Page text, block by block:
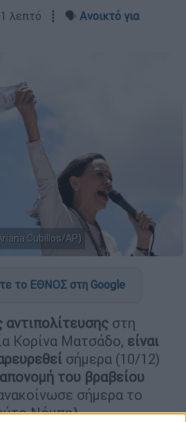
1 λεπτό ┋ 🗣️ Ανοικτό για
Cubillos/AP)
το ΕΘΝΟΣ στη Google
στη
Κορίνα Ματσάδο, είναι
σήμερα (10/12)
απονομή του βραβείου
σήμερα το
Νόμπελ.